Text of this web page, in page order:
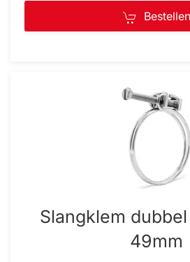
Bestellen
Slangklem
49mm